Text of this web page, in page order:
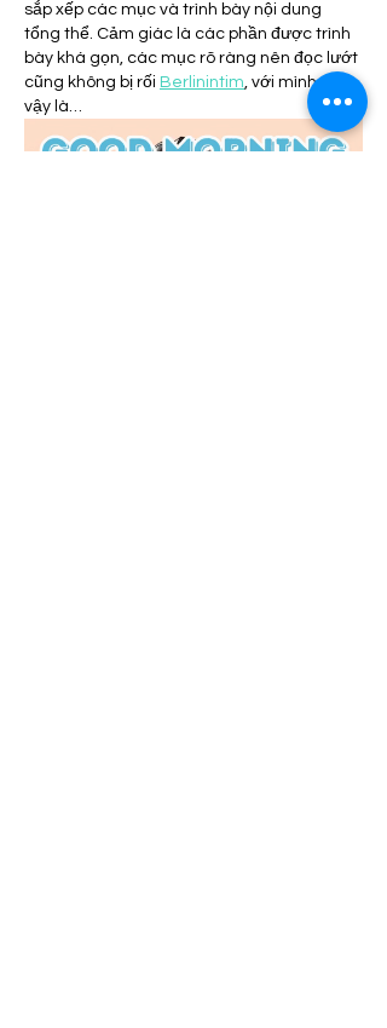
sắp xếp các mục và trình bày nội dung
tổng thể. Cảm giác là các phần được trình
bày khá gọn, các mục rõ ràng nên đọc lướt
cũng không bị rối Berlinintim, với mình như
vậy là…